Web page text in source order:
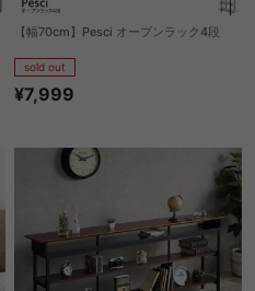
【幅70cm】Pesci オープンラック4段
sold out
¥7,999